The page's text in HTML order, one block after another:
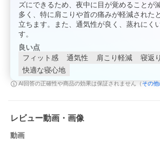
ズにできるため、夜中に目が覚めることが
多く、特に肩こりや首の痛みが軽減された
立ちます。また、通気性が良く、蒸れにく
す。
良い点
フィット感
通気性 肩こり軽減
寝返
快適な寝心地
AI回答の正確性や商品の効果は保証されません（ その
レビュー動画・画像
動画